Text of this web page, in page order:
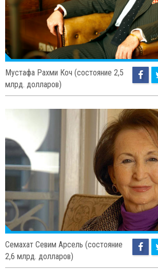
Мустафа Рахми Коч (состояние 2,5
млрд. долларов)
Семахат Севим Арсель (состояние
2,6 млрд. долларов)